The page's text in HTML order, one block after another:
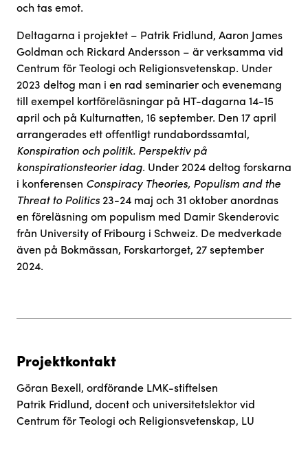
och tas emot.
Deltagarna i projektet – Patrik Fridlund, Aaron James
Goldman och Rickard Andersson – är verksamma vid
Centrum för Teologi och Religionsvetenskap. Under
2023 deltog man i en rad seminarier och evenemang
till exempel kortföreläsningar på HT-dagarna 14-15
april och på Kulturnatten, 16 september. Den 17 april
arrangerades ett offentligt rundabordssamtal,
Konspiration och politik. Perspektiv på
konspirationsteorier idag. Under 2024 deltog forskarna
i konferensen Conspiracy Theories, Populism and the
Threat to Politics 23-24 maj och 31 oktober anordnas
en föreläsning om populism med Damir Skenderovic
från University of Fribourg i Schweiz. De medverkade
även på Bokmässan, Forskartorget, 27 september
2024.
Projektkontakt
Göran Bexell, ordförande LMK-stiftelsen
Patrik Fridlund, docent och universitetslektor vid
Centrum för Teologi och Religionsvetenskap, LU